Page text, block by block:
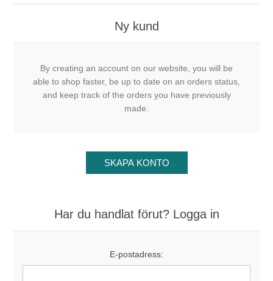
Ny kund
By creating an account on our website, you will be
able to shop faster, be up to date on an orders status,
and keep track of the orders you have previously
made.
Har du handlat förut? Logga in
E-postadress: